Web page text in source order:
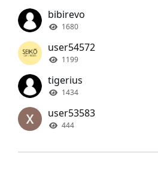
bibirevo
1680
user54572
1199
tigerius
1434
user53583
444